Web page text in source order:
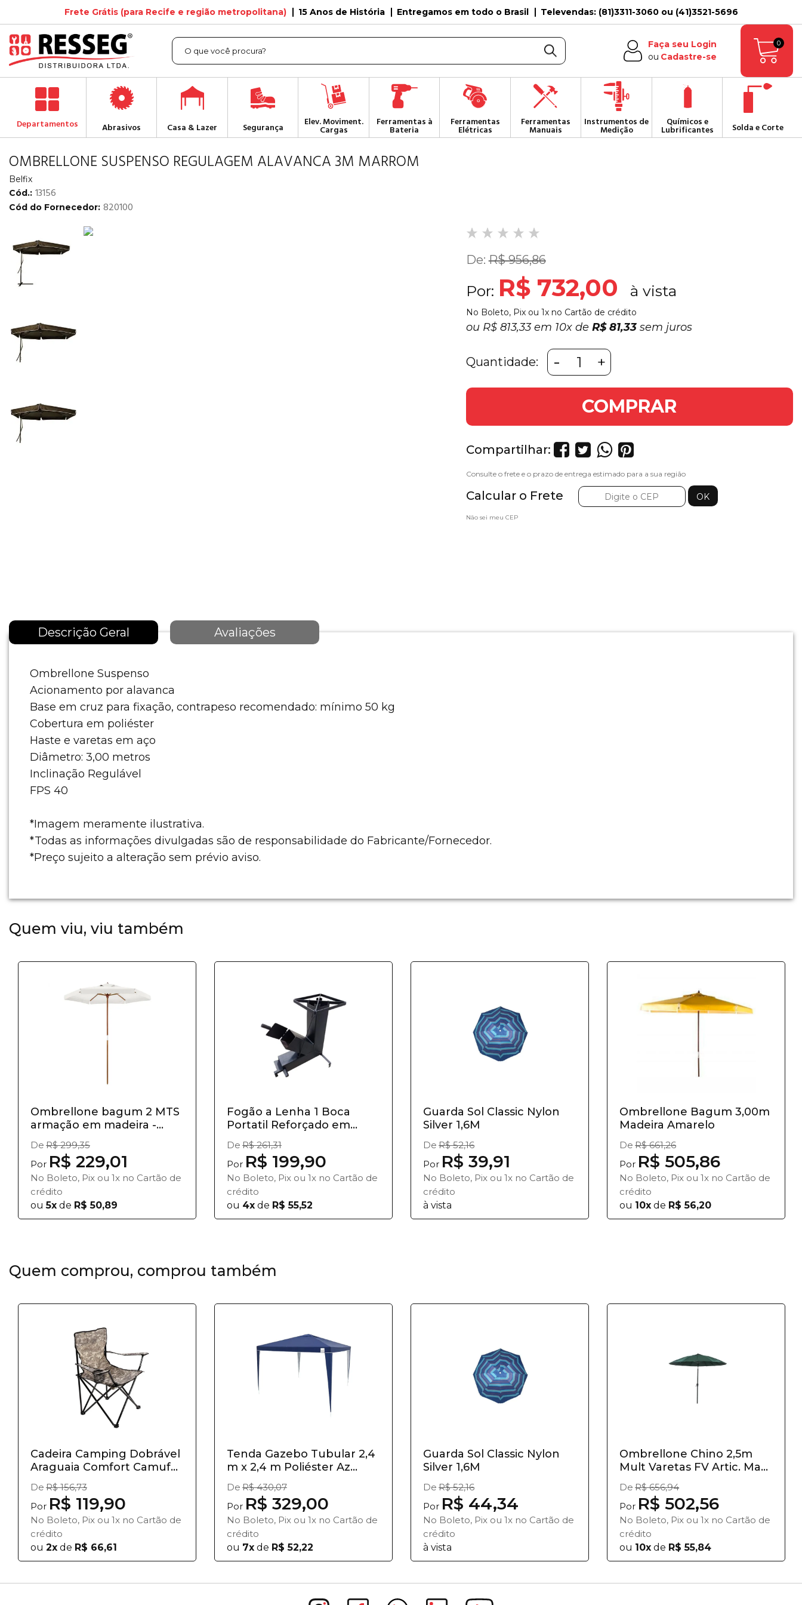
Frete Grátis (para Recife e região metropolitana) 15 Anos de História Entregamos em todo o Brasil Televendas: (81)3311-3060 ou (41)3521-5696
Faça seu Login
ou Cadastre-se
0
Departamentos Abrasivos Casa & Lazer Segurança
Elev. Moviment.
Cargas
Ferramentas à
Bateria
Ferramentas
Elétricas
Ferramentas
Manuais
Instrumentos de
Medição
Químicos e
Lubrificantes Solda e Corte
OMBRELLONE SUSPENSO REGULAGEM ALAVANCA 3M MARROM
Belfix
Cód.: 13156
Cód do Fornecedor: 820100
De:R$ 956,86
Por: R$ 732,00
No Boleto, Pix ou 1x no Cartão de crédito
ou R$ 813,33 em 10xde R$ 81,33sem juros
Quantidade: - +
COMPRAR
Compartilhar:
Calcular o Frete
Não sei meu CEP
Descrição Geral Avaliações
Ombrellone Suspenso
Acionamento por alavanca
Base em cruz para fixação, contrapeso recomendado: mínimo 50 kg
Cobertura em poliéster
Haste e varetas em aço
Diâmetro: 3,00 metros
Inclinação Regulável
FPS 40
*Imagem meramente ilustrativa.
*Todas as informações divulgadas são de responsabilidade do Fabricante/Fornecedor.
*Preço sujeito a alteração sem prévio aviso.
Quem viu, viu também
Ombrellone bagum 2 MTS
armação em madeira -
Belfix
De R$ 299,35
Por R$ 229,01
No Boleto, Pix ou 1x no Cartão de
crédito
ou5x de R$ 50,89
Fogão a Lenha 1 Boca
Portatil Reforçado em
Aço...
De R$ 261,31
Por R$ 199,90
No Boleto, Pix ou 1x no Cartão de
crédito
ou 4x de R$ 55,52
Guarda Sol Classic Nylon
Silver 1,6M
De R$ 52,16
Por R$ 39,91
No Boleto, Pix ou 1x no Cartão de
crédito
à vista
Ombrellone Bagum 3,00m
Madeira Amarelo
De R$ 661,26
Por R$ 505,86
No Boleto, Pix ou 1x no Cartão de
crédito
ou 10x de R$ 56,20
Quem comprou, comprou também
Cadeira Camping Dobrável
Araguaia Comfort Camuf...
De R$ 156,73
Por R$ 119,90
No Boleto, Pix ou 1x no Cartão de
crédito
ou 2x de R$ 66,61
Tenda Gazebo Tubular 2,4
m x 2,4 m Poliéster Az...
De R$ 430,07
Por R$ 329,00
No Boleto, Pix ou 1x no Cartão de
crédito
ou 7x de R$ 52,22
Guarda Sol Classic Nylon
Silver 1,6M
De R$ 52,16
Por R$ 44,34
No Boleto, Pix ou 1x no Cartão de
crédito
à vista
Ombrellone Chino 2,5m
Mult Varetas FV Artic. Ma...
De R$ 656,94
Por R$ 502,56
No Boleto, Pix ou 1x no Cartão de
crédito
ou 10x de R$ 55,84